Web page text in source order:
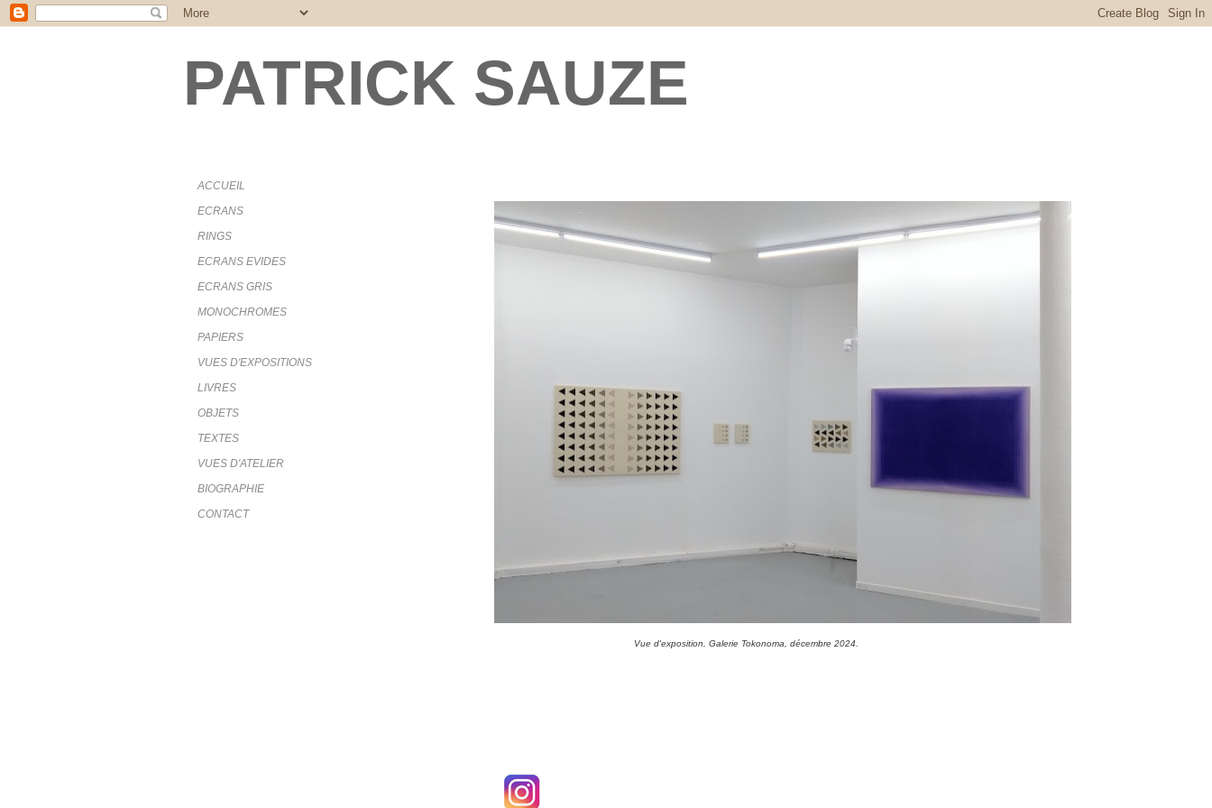
PATRICK SAUZE
Vue d'exposition, Galerie Tokonoma, décembre 2024.
ACCUEIL
ECRANS
RINGS
ECRANS EVIDES
ECRANS GRIS
MONOCHROMES
PAPIERS
VUES D'EXPOSITIONS
LIVRES
OBJETS
TEXTES
VUES D'ATELIER
BIOGRAPHIE
CONTACT